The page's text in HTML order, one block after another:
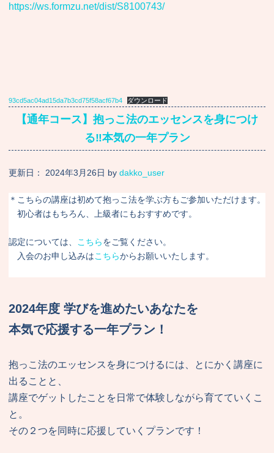
https://ws.formzu.net/dist/S8100743/
93cd5ac04ad15da7b3cd75f58acf67b4 ダウンロード
【通年コース】抱っこ法のエッセンスを身につけ
る‼︎本気の一年プラン
更新日： 2024年3月26日 by dakko_user
＊こちらの講座は初めて抱っこ法を学ぶ方もご参加いただけます。
初心者はもちろん、上級者にもおすすめです。
認定については、 こちらをご覧ください。
入会のお申し込みはこちらからお願いいたします。
2024年度 学びを進めたいあなたを
本気で応援する一年プラン！
抱っこ法のエッセンスを身につけるには、とにかく講座に
出ることと、
講座でゲットしたことを日常で体験しながら育てていくこ
と。
その２つを同時に応援していくプランです！